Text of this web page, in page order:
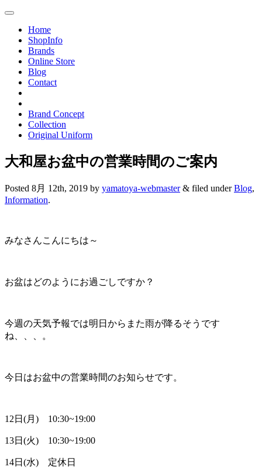
Toggle
navigationHome
ShopInfo
Brands
Online Store
Blog
Contact
Brand Concept
Collection
Original Uniform
大和屋お盆中の営業時間のご案内
Posted 8月 12th, 2019 by yamatoya-webmaster & filed underBlog,
Information.
みなさんこんにちは～
お盆はどのようにお過ごしですか？
今週の天気予報では明日からまた雨が降るそうです
ね、、、。
今日はお盆中の営業時間のお知らせです。
12日(月) 10:30~19:00
13日(火) 10:30~19:00
14日(水) 定休日